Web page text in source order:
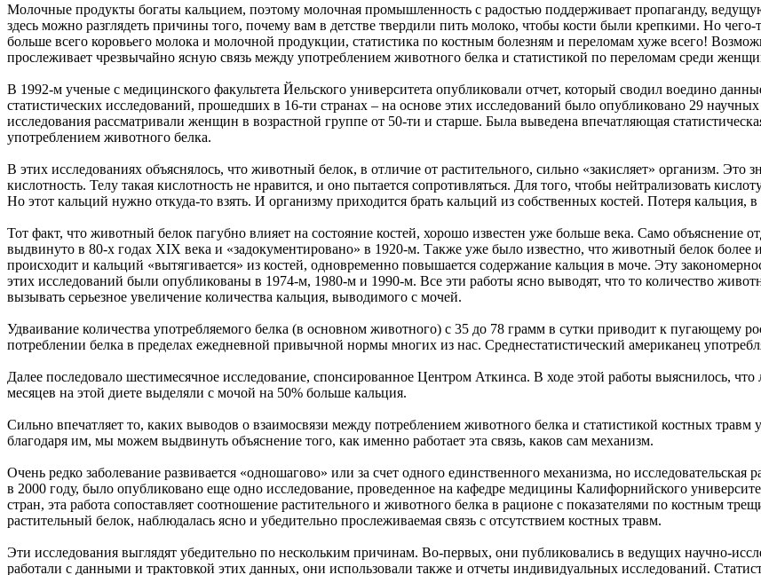
Молочные продукты богаты кальцием, поэтому молочная промышленность с радостью поддерживает пропаганду,
здесь можно разглядеть причины того, почему вам в детстве твердили пить молоко, чтобы кости были крепкими. Но чего-
больше всего коровьего молока и молочной продукции, статистика по костным болезням и переломам хуже всего!
прослеживает чрезвычайно ясную связь между употреблением животного белка и статистикой по переломам среди
В 1992-м ученые с медицинского факультета Йельского университета опубликовали отчет, который сводил воедино
статистических исследований, прошедших в 16-ти странах – на основе этих исследований было опубликовано 29
исследования рассматривали женщин в возрастной группе от 50-ти и старше. Была выведена впечатляющая
употреблением животного белка.
В этих исследованиях объяснялось, что животный белок, в отличие от растительного, сильно «закисляет» организм.
кислотность. Телу такая кислотность не нравится, и оно пытается сопротивляться. Для того, чтобы нейтрализовать
Но этот кальций нужно откуда-то взять. И организму приходится брать кальций из собственных костей. Потеря кальция,
Тот факт, что животный белок пагубно влияет на состояние костей, хорошо известен уже больше века. Само объяснение
выдвинуто в 80-х годах XIX века и «задокументировано» в 1920-м. Также уже было известно, что животный белок более
происходит и кальций «вытягивается» из костей, одновременно повышается содержание кальция в моче. Эту
этих исследований были опубликованы в 1974-м, 1980-м и 1990-м. Все эти работы ясно выводят, что то количество
вызывать серьезное увеличение количества кальция, выводимого с мочей.
Удваивание количества употребляемого белка (в основном животного) с 35 до 78 грамм в сутки приводит к пугающему
потреблении белка в пределах ежедневной привычной нормы многих из нас. Среднестатистический американец
Далее последовало шестимесячное исследование, спонсированное Центром Аткинса. В ходе этой работы выяснилось,
месяцев на этой диете выделяли с мочой на 50% больше кальция.
Сильно впечатляет то, каких выводов о взаимосвязи между потреблением животного белка и статистикой костных травм
благодаря им, мы можем выдвинуть объяснение того, как именно работает эта связь, каков сам механизм.
Очень редко заболевание развивается «одношагово» или за счет одного единственного механизма, но
в 2000 году, было опубликовано еще одно исследование, проведенное на кафедре медицины Калифорнийского
стран, эта работа сопоставляет соотношение растительного и животного белка в рационе с показателями по костным
растительный белок, наблюдалась ясно и убедительно прослеживаемая связь с отсутствием костных травм.
Эти исследования выглядят убедительно по нескольким причинам. Во-первых, они публиковались в ведущих научно-
работали с данными и трактовкой этих данных, они использовали также и отчеты индивидуальных исследований.